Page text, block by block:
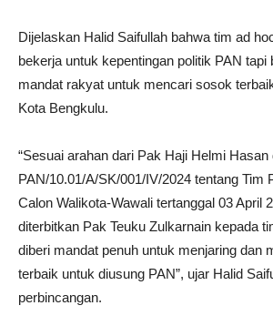
Dijelaskan Halid Saifullah bahwa tim ad
bekerja untuk kepentingan politik PAN tapi
mandat rakyat untuk mencari sosok
Kota Bengkulu.
“Sesuai arahan dari Pak Haji Helmi
PAN/10.01/A/SK/001/IV/2024 tentang Tim
Calon Walikota-Wawali tertanggal 03 April
diterbitkan Pak Teuku Zulkarnain kepada
diberi mandat penuh untuk menjaring dan
terbaik untuk diusung PAN”, ujar Halid
perbincangan.